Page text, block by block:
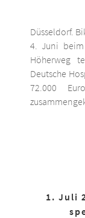
Düsseldorf.
4. Juni
Höherweg
Deutsche
72.000
1. Juli